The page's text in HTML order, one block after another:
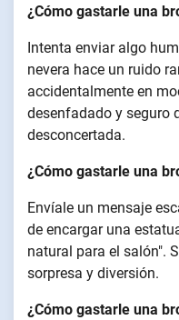
¿Cómo gastarle una
Intenta enviar algo
nevera hace un ruido
accidentalmente en
desenfadado y seguro
desconcertada.
¿Cómo gastarle una
Envíale un mensaje
de encargar una
natural para el salón".
sorpresa y diversión.
¿Cómo gastarle una